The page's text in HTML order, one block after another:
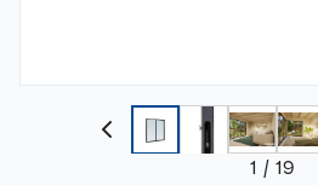
1 / 19